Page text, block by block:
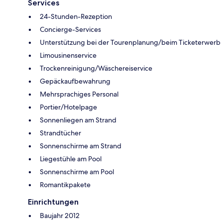
Services
24-Stunden-Rezeption
Concierge-Services
Unterstützung bei der Tourenplanung/beim Ticketerwerb
Limousinenservice
Trockenreinigung/Wäschereiservice
Gepäckaufbewahrung
Mehrsprachiges Personal
Portier/Hotelpage
Sonnenliegen am Strand
Strandtücher
Sonnenschirme am Strand
Liegestühle am Pool
Sonnenschirme am Pool
Romantikpakete
Einrichtungen
Baujahr 2012